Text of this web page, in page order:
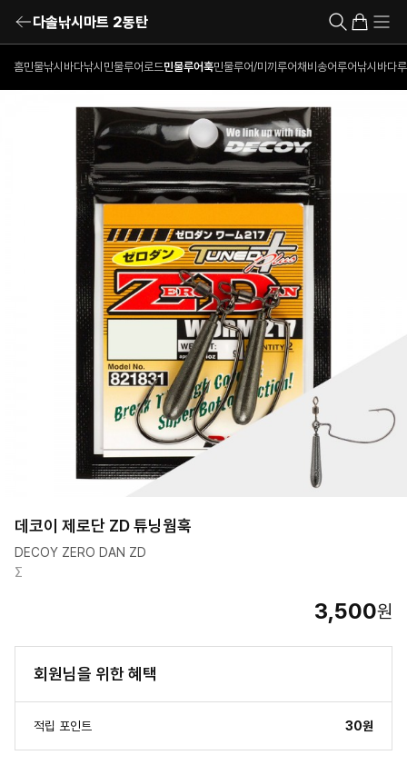
다솔낚시마트 2동탄
홈민물낚시 바다낚시 민물루어로드민물루어훅민물루어/미끼 루어채비 송어루어낚시 바다
데코이 제로단 ZD 튜닝웜훅
DECOY ZERO DAN ZD
Ʃ
3,500원
회원님을 위한 혜택
적립 포인트 30원